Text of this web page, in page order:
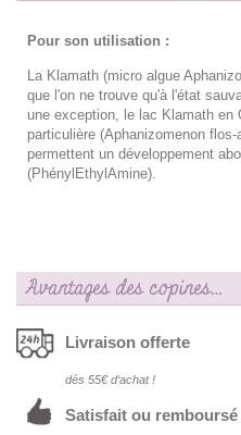
Pour son utilisation :
La Klamath (micro algue
que l'on ne trouve qu'à l'état
une exception, le lac Klamath en
particulière (Aphanizomenon
permettent un développement
(PhénylEthylAmine).
Avantages des copines…
Livraison offerte
dés 55€ d‘achat !
Satisfait ou remboursé